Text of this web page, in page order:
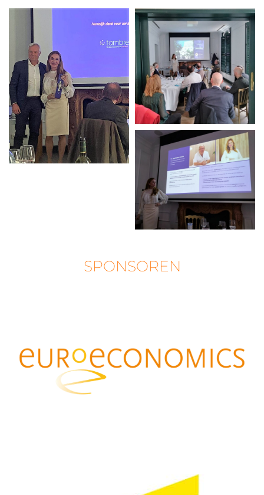
SPONSOREN